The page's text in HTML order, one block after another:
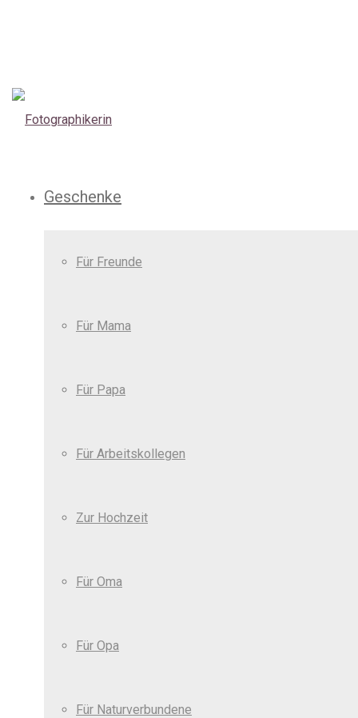
Geschenke
Für Freunde
Für Mama
Für Papa
Für Arbeitskollegen
Zur Hochzeit
Für Oma
Für Opa
Für Naturverbundene